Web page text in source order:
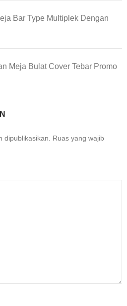
Bar Type Multiplek Dengan
Meja Bulat Cover Tebar Promo
dipublikasikan.
Ruas yang wajib